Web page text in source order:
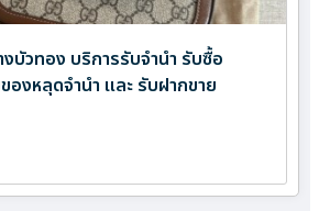
บัวทอง บริการรับจำนำ รับซื้อ
งหลุดจำนำ และ รับฝากขาย